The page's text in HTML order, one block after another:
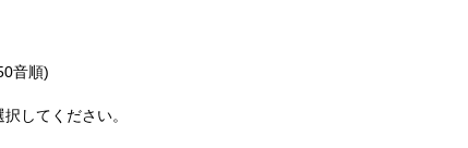
音順)
してください。